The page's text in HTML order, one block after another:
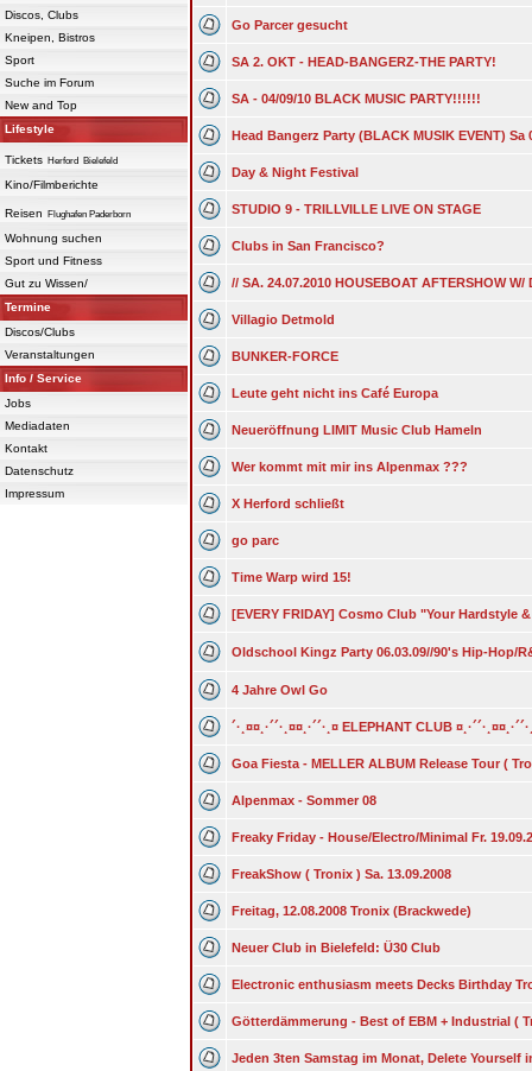
Discos, Clubs
Kneipen, Bistros
Sport
Suche im Forum
New and Top
Lifestyle
Tickets Herford Bielefeld
Kino/Filmberichte
Reisen Flughafen Paderborn
Wohnung suchen
Sport und Fitness
Gut zu Wissen/
Termine
Discos/Clubs
Veranstaltungen
Info / Service
Jobs
Mediadaten
Kontakt
Datenschutz
Impressum
Go Parcer gesucht
SA 2. OKT - HEAD-BANGERZ-THE PARTY!
SA - 04/09/10 BLACK MUSIC PARTY!!!!!!
Head Bangerz Party (BLACK MUSIK EVENT) Sa
Day & Night Festival
STUDIO 9 - TRILLVILLE LIVE ON STAGE
Clubs in San Francisco?
// SA. 24.07.2010 HOUSEBOAT AFTERSHOW W/
Villagio Detmold
BUNKER-FORCE
Leute geht nicht ins Café Europa
Neueröffnung LIMIT Music Club Hameln
Wer kommt mit mir ins Alpenmax ???
X Herford schließt
go parc
Time Warp wird 15!
[EVERY FRIDAY] Cosmo Club "Your Hardstyle
Oldschool Kingz Party 06.03.09//90's Hip-Hop/
4 Jahre Owl Go
´·¸¤¤¸·´´·¸¤¤¸·´´·¸¤ ELEPHANT CLUB
Goa Fiesta - MELLER ALBUM Release Tour (
Alpenmax - Sommer 08
Freaky Friday - House/Electro/Minimal Fr.
FreakShow ( Tronix ) Sa. 13.09.2008
Freitag, 12.08.2008 Tronix (Brackwede)
Neuer Club in Bielefeld: Ü30 Club
Electronic enthusiasm meets Decks Birthday
Götterdämmerung - Best of EBM + Industrial (
Jeden 3ten Samstag im Monat, Delete Yourself